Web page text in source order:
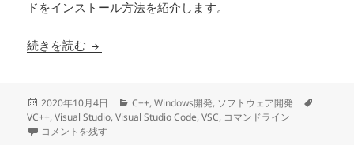
ドをインストール方法を紹介します。
続きを読む コマンドラインでビルドするツールのインストー
投
稿
日:
2020年10月4日
カ
テ
C++,Windows開発, ソフトウェア開発
VC++,Visual Studio,Visual Studio Code,VSC, コマンドライン
コマンドラインでビルドするツールのインストール方法 に
コメントを残す